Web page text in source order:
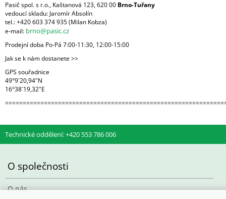
Pasič spol. s r.o., Kaštanová 123, 620 00 Brno-Tuřany
vedoucí skladu: Jaromír Absolín
tel.: +420 603 374 935 (Milan Kobza)
e-mail: brno@pasic.cz
Prodejní doba Po-Pá 7:00-11:30, 12:00-15:00
Jak se k nám dostanete >>
GPS souřadnice
49°9´20,94"N
16°38´19,32"E
Technické oddělení: +420 553 786 006
O společnosti
O nás